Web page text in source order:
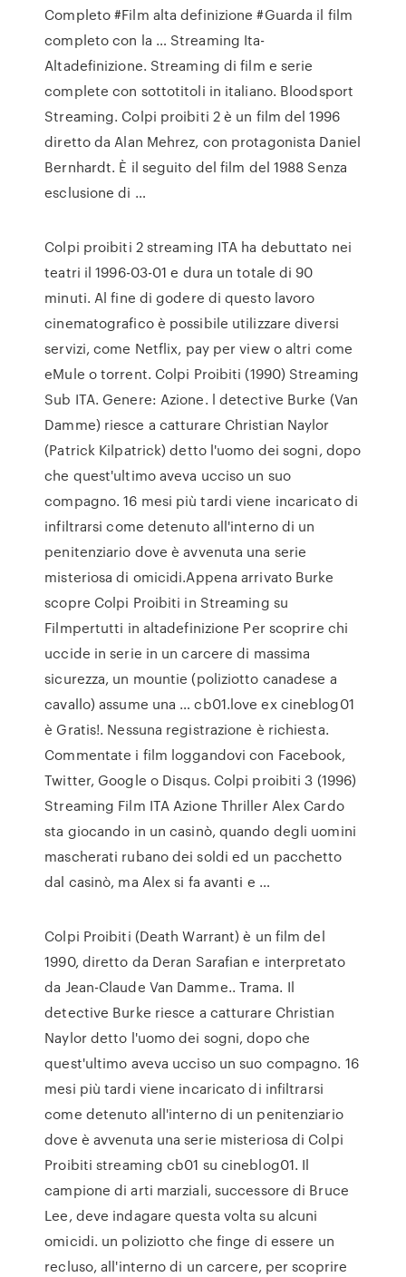
Completo #Film alta definizione #Guarda il film
completo con la … Streaming Ita-
Altadefinizione. Streaming di film e serie
complete con sottotitoli in italiano. Bloodsport
Streaming. Colpi proibiti 2 è un film del 1996
diretto da Alan Mehrez, con protagonista Daniel
Bernhardt. È il seguito del film del 1988 Senza
esclusione di …
Colpi proibiti 2 streaming ITA ha debuttato nei
teatri il 1996-03-01 e dura un totale di 90
minuti. Al fine di godere di questo lavoro
cinematografico è possibile utilizzare diversi
servizi, come Netflix, pay per view o altri come
eMule o torrent. Colpi Proibiti (1990) Streaming
Sub ITA. Genere: Azione. l detective Burke (Van
Damme) riesce a catturare Christian Naylor
(Patrick Kilpatrick) detto l'uomo dei sogni, dopo
che quest'ultimo aveva ucciso un suo
compagno. 16 mesi più tardi viene incaricato di
infiltrarsi come detenuto all'interno di un
penitenziario dove è avvenuta una serie
misteriosa di omicidi.Appena arrivato Burke
scopre Colpi Proibiti in Streaming su
Filmpertutti in altadefinizione Per scoprire chi
uccide in serie in un carcere di massima
sicurezza, un mountie (poliziotto canadese a
cavallo) assume una … cb01.love ex cineblog01
è Gratis!. Nessuna registrazione è richiesta.
Commentate i film loggandovi con Facebook,
Twitter, Google o Disqus. Colpi proibiti 3 (1996)
Streaming Film ITA Azione Thriller Alex Cardo
sta giocando in un casinò, quando degli uomini
mascherati rubano dei soldi ed un pacchetto
dal casinò, ma Alex si fa avanti e …
Colpi Proibiti (Death Warrant) è un film del
1990, diretto da Deran Sarafian e interpretato
da Jean-Claude Van Damme.. Trama. Il
detective Burke riesce a catturare Christian
Naylor detto l'uomo dei sogni, dopo che
quest'ultimo aveva ucciso un suo compagno. 16
mesi più tardi viene incaricato di infiltrarsi
come detenuto all'interno di un penitenziario
dove è avvenuta una serie misteriosa di Colpi
Proibiti streaming cb01 su cineblog01. Il
campione di arti marziali, successore di Bruce
Lee, deve indagare questa volta su alcuni
omicidi. un poliziotto che finge di essere un
recluso, all'interno di un carcere, per scoprire